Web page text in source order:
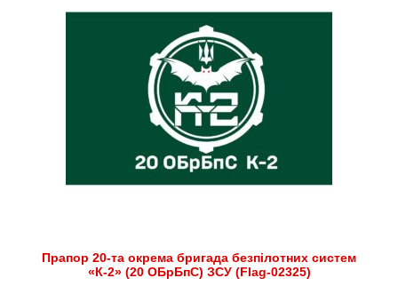
Прапор 20-та окрема бригада безпілотних систем
«К-2» (20 ОБрБпС) ЗСУ (Flag-02325)